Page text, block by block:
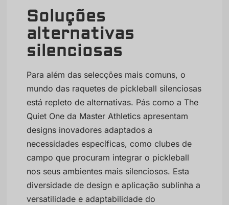
Soluções
alternativas
silenciosas
Para além das selecções mais comuns, o
mundo das raquetes de pickleball silenciosas
está repleto de alternativas. Pás como a The
Quiet One da Master Athletics apresentam
designs inovadores adaptados a
necessidades específicas, como clubes de
campo que procuram integrar o pickleball
nos seus ambientes mais silenciosos. Esta
diversidade de design e aplicação sublinha a
versatilidade e adaptabilidade do